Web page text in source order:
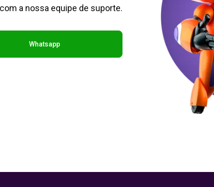
a nossa equipe de suporte.
Whatsapp